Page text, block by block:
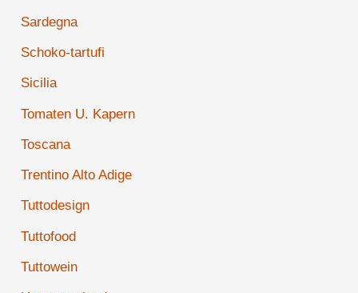
Sardegna
Schoko-tartufi
Sicilia
Tomaten U. Kapern
Toscana
Trentino Alto Adige
Tuttodesign
Tuttofood
Tuttowein